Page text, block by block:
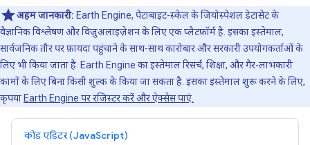
अहम जानकारी: Earth Engine, पेटाबाइट-स्केल के जियोस्पेशल डेटासेट के
वैज्ञानिक विश्लेषण और विज़ुअलाइज़ेशन के लिए एक प्लैटफ़ॉर्म है. इसका इस्तेमाल,
सार्वजनिक तौर पर फ़ायदा पहुंचाने के साथ-साथ कारोबार और सरकारी उपयोगकर्ताओं के
लिए भी किया जाता है. Earth Engine का इस्तेमाल रिसर्च, शिक्षा, और गैर-लाभकारी
कामों के लिए बिना किसी शुल्क के किया जा सकता है. इसका इस्तेमाल शुरू करने के लिए,
कृपया Earth Engine पर रजिस्टर करें और ऐक्सेस पाएं.
कोड एडिटर (JavaScript)